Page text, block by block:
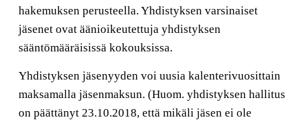
hakemuksen perusteella. Yhdistyksen varsinaiset
jäsenet ovat äänioikeutettuja yhdistyksen
sääntömääräisissä kokouksissa.
Yhdistyksen jäsenyyden voi uusia kalenterivuosittain
maksamalla jäsenmaksun. (Huom. yhdistyksen hallitus
on päättänyt 23.10.2018, että mikäli jäsen ei ole